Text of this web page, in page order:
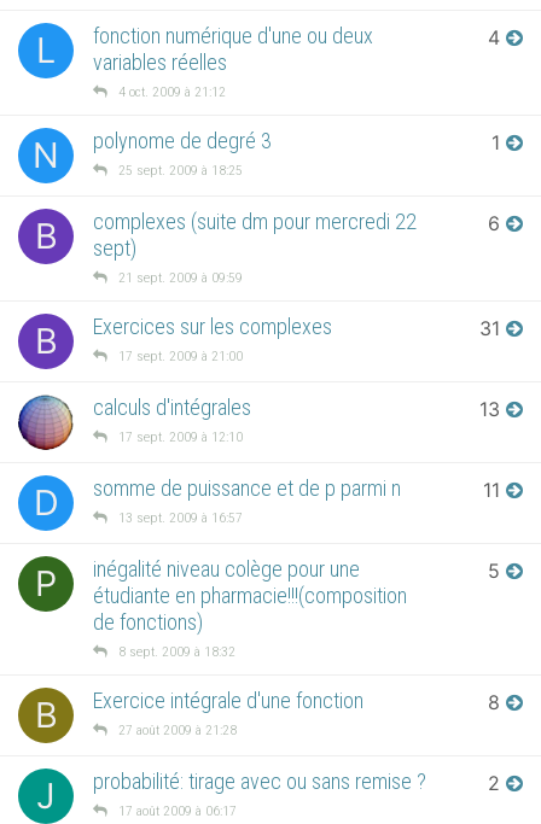
L
fonction numérique d'une ou deux
variables réelles
4 oct. 2009 à 21:12
4
N polynome de degré 3
25 sept. 2009 à 18:25
1
B
complexes (suite dm pour mercredi 22
sept)
21 sept. 2009 à 09:59
6
B Exercices sur les complexes
17 sept. 2009 à 21:00
31
calculs d'intégrales
17 sept. 2009 à 12:10
13
D somme de puissance et de p parmi n
13 sept. 2009 à 16:57
11
P
inégalité niveau colège pour une
étudiante en pharmacie!!!(composition
de fonctions)
8 sept. 2009 à 18:32
5
B Exercice intégrale d'une fonction
27 août 2009 à 21:28
8
J probabilité: tirage avec ou sans remise ?
17 août 2009 à 06:17
2